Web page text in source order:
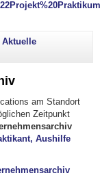
Aktuelle
am Standort
Zeitpunkt
Aushilfe